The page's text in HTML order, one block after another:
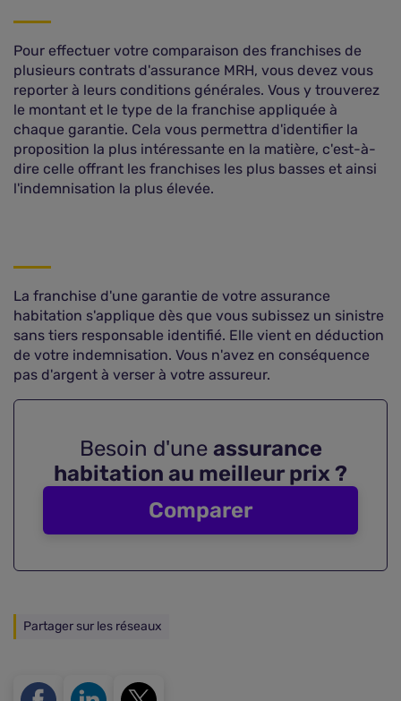
Pour effectuer votre comparaison des franchises de
plusieurs contrats d'assurance MRH, vous devez vous
reporter à leurs conditions générales. Vous y trouverez
le montant et le type de la franchise appliquée à
chaque garantie. Cela vous permettra d'identifier la
proposition la plus intéressante en la matière, c'est-à-
dire celle offrant les franchises les plus basses et ainsi
l'indemnisation la plus élevée.
La franchise d'une garantie de votre assurance
habitation s'applique dès que vous subissez un sinistre
sans tiers responsable identifié. Elle vient en déduction
de votre indemnisation. Vous n'avez en conséquence
pas d'argent à verser à votre assureur.
Besoin d'une assurance
habitation au meilleur prix ?
Comparer
Partager sur les réseaux